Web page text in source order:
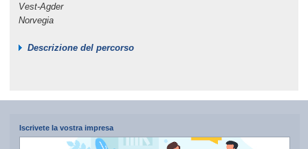
Vest-Agder
Norvegia
Descrizione del percorso
Iscrivete la vostra impresa